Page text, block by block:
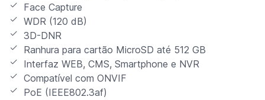
Face Capture
WDR (120 dB)
3D-DNR
Ranhura para cartão MicroSD até 512 GB
Interfaz WEB, CMS, Smartphone e NVR
Compatível com ONVIF
PoE (IEEE802.3af)